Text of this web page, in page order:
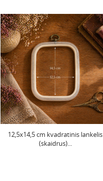
12,5x14,5 cm kvadratinis lankelis
(skaidrus)...